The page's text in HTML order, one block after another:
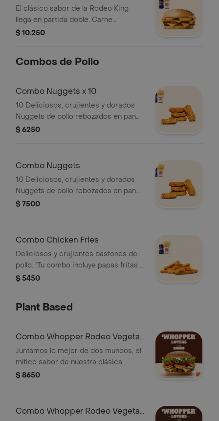
El clásico sabor de la Rodeo King
llega en partida doble. Carne
Whopper a la parrilla, aros de cebolla
o aros de cebolla y una lata de
$ 10.250
Combos de Pollo
Combo Nuggets x 10
10 Deliciosos, crujientes y dorados
Nuggets de pollo rebozados en pan
rallado.¡Tu combo incluye papas fritas
$ 6250
Combo Nuggets
10 Deliciosos, crujientes y dorados
Nuggets de pollo rebozados en pan
rallado. ¡Tu combo incluye papas fritas
$ 7500
Combo Chicken Fries
Deliciosos y crujientes bastones de
pollo. !Tu combo incluye papas fritas o
aros de cebolla y una lata de bebida!
$ 5450
Plant Based
Combo Whopper Rodeo Vegetal
Simple
Juntamos lo mejor de dos mundos, el
mítico sabor de nuestra clásica
Whopper Vegetal de siempre, pero
combinación perfecta de sabores y
texturas en cada bocado! ¡Tu combo
$ 8650
Combo Whopper Rodeo Vegetal